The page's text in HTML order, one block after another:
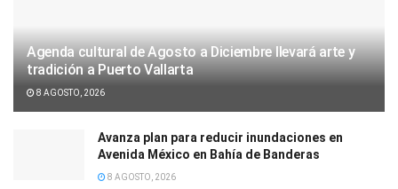
Agenda cultural de Agosto a Diciembre llevará arte y
tradición a Puerto Vallarta
8 AGOSTO, 2026
Avanza plan para reducir inundaciones en
Avenida México en Bahía de Banderas
8 AGOSTO, 2026